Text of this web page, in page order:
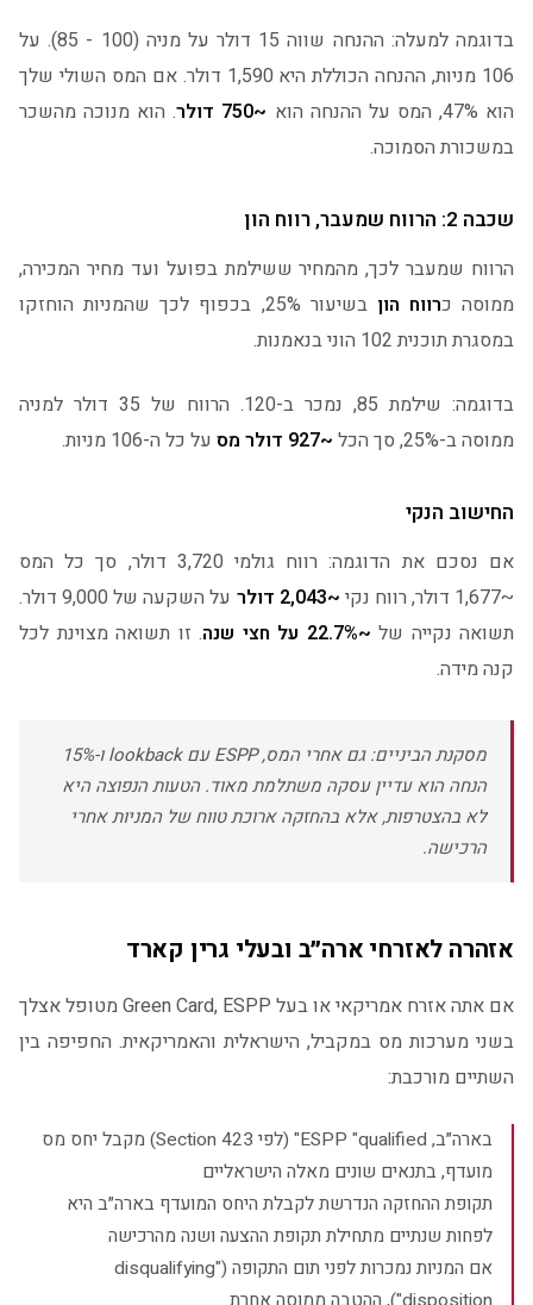
בדוגמה למעלה: ההנחה שווה 15 דולר על מניה (100 - 85). על
106 מניות, ההנחה הכוללת היא 1,590 דולר. אם המס השולי שלך
הוא 47%, המס על ההנחה הוא
~750 דולר
. הוא מנוכה מהשכר
במשכורת הסמוכה.
שכבה 2: הרווח שמעבר, רווח הון
הרווח שמעבר לכך, מהמחיר ששילמת בפועל ועד מחיר המכירה,
ממוסה כרווח הון
בשיעור 25%, בכפוף לכך שהמניות הוחזקו
במסגרת תוכנית 102 הוני בנאמנות.
בדוגמה: שילמת 85, נמכר ב-120. הרווח של 35 דולר למניה
ממוסה ב-25%, סך הכל
~927 דולר מס על כל ה-106 מניות.
החישוב הנקי
אם נסכם את הדוגמה: רווח גולמי 3,720 דולר, סך כל המס
~1,677 דולר, רווח נקי
~2,043 דולר
על השקעה של 9,000 דולר.
תשואה נקייה של ~22.7% על חצי שנה
. זו תשואה מצוינת לכל
קנה מידה.
מסקנת הביניים: גם אחרי המס, ESPP עם lookback ו-15%
הנחה הוא עדיין עסקה משתלמת מאוד. הטעות הנפוצה היא
לא בהצטרפות, אלא בהחזקה ארוכת טווח של המניות אחרי
הרכישה.
אזהרה לאזרחי ארה״ב ובעלי גרין קארד
אם אתה אזרח אמריקאי או בעל Green Card, ESPP מטופל אצלך
בשני מערכות מס במקביל, הישראלית והאמריקאית. החפיפה בין
השתיים מורכבת:
בארה״ב, ESPP "qualified" (לפי Section 423) מקבל יחס מס
מועדף, בתנאים שונים מאלה הישראליים
תקופת ההחזקה הנדרשת לקבלת היחס המועדף בארה״ב היא
לפחות שנתיים מתחילת תקופת ההצעה ושנה מהרכישה
אם המניות נמכרות לפני תום התקופה ("disqualifying